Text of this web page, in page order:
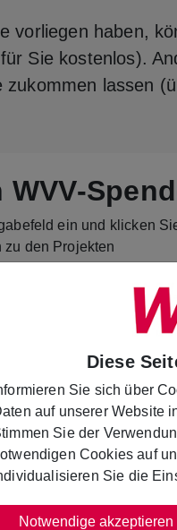
Diese
Sie sich über
auf unserer Website
Sie der
Cookies auf
Sie die
Notwendige akzeptieren
vorliegen haben,
Sie kostenlos).
zukommen lassen
ein und klicken
den Projekten
verteilen
Auch Ihr
die
Region. Reichen